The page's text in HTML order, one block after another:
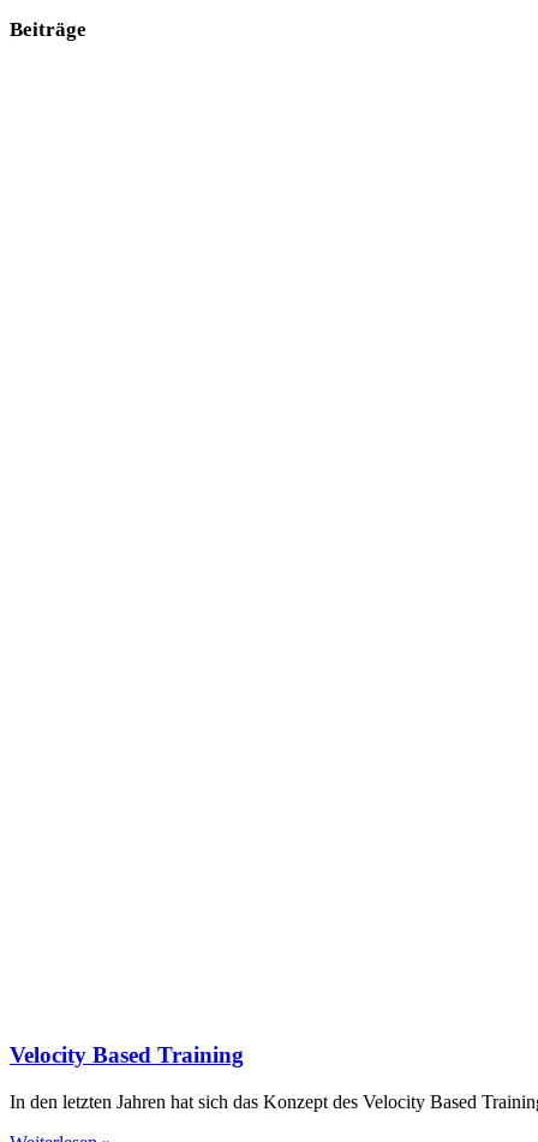
Beiträge
Velocity Based Training
In den letzten Jahren hat sich das Konzept des Velocity Based